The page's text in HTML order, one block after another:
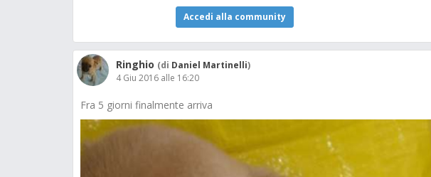
Accedi alla community
Ringhio (di Daniel Martinelli)
4 Giu 2016 alle 16:20
Fra 5 giorni finalmente arriva